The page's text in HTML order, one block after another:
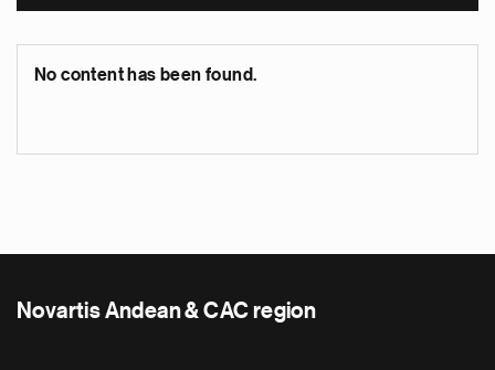
No content has been found.
Novartis Andean & CAC region